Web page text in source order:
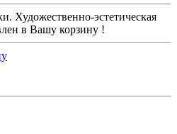
Художественно-эстетическая
в Вашу корзину !